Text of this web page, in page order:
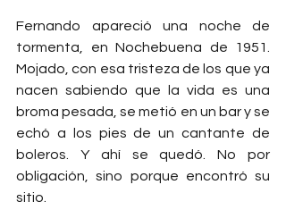
Fernando apareció una noche de
tormenta, en Nochebuena de 1951.
Mojado, con esa tristeza de los que ya
nacen sabiendo que la vida es una
broma pesada, se metió en un bar y se
echó a los pies de un cantante de
boleros. Y ahí se quedó. No por
obligación, sino porque encontró su
sitio.